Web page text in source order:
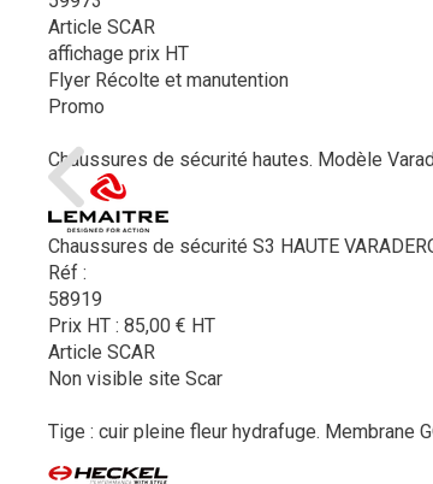
Article SCAR
affichage prix HT
Flyer Récolte et manutention
Promo
Chaussures de sécurité hautes. Modèle
Chaussures de sécurité S3 HAUTE
Réf :
58919
Prix HT : 85,00 € HT
Article SCAR
Non visible site Scar
Tige : cuir pleine fleur hydrafuge. Membrane